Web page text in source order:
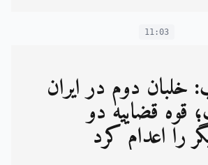
11:03
خلبان دوم در ایران
قوه قضاییه دو
را اعدام کرد